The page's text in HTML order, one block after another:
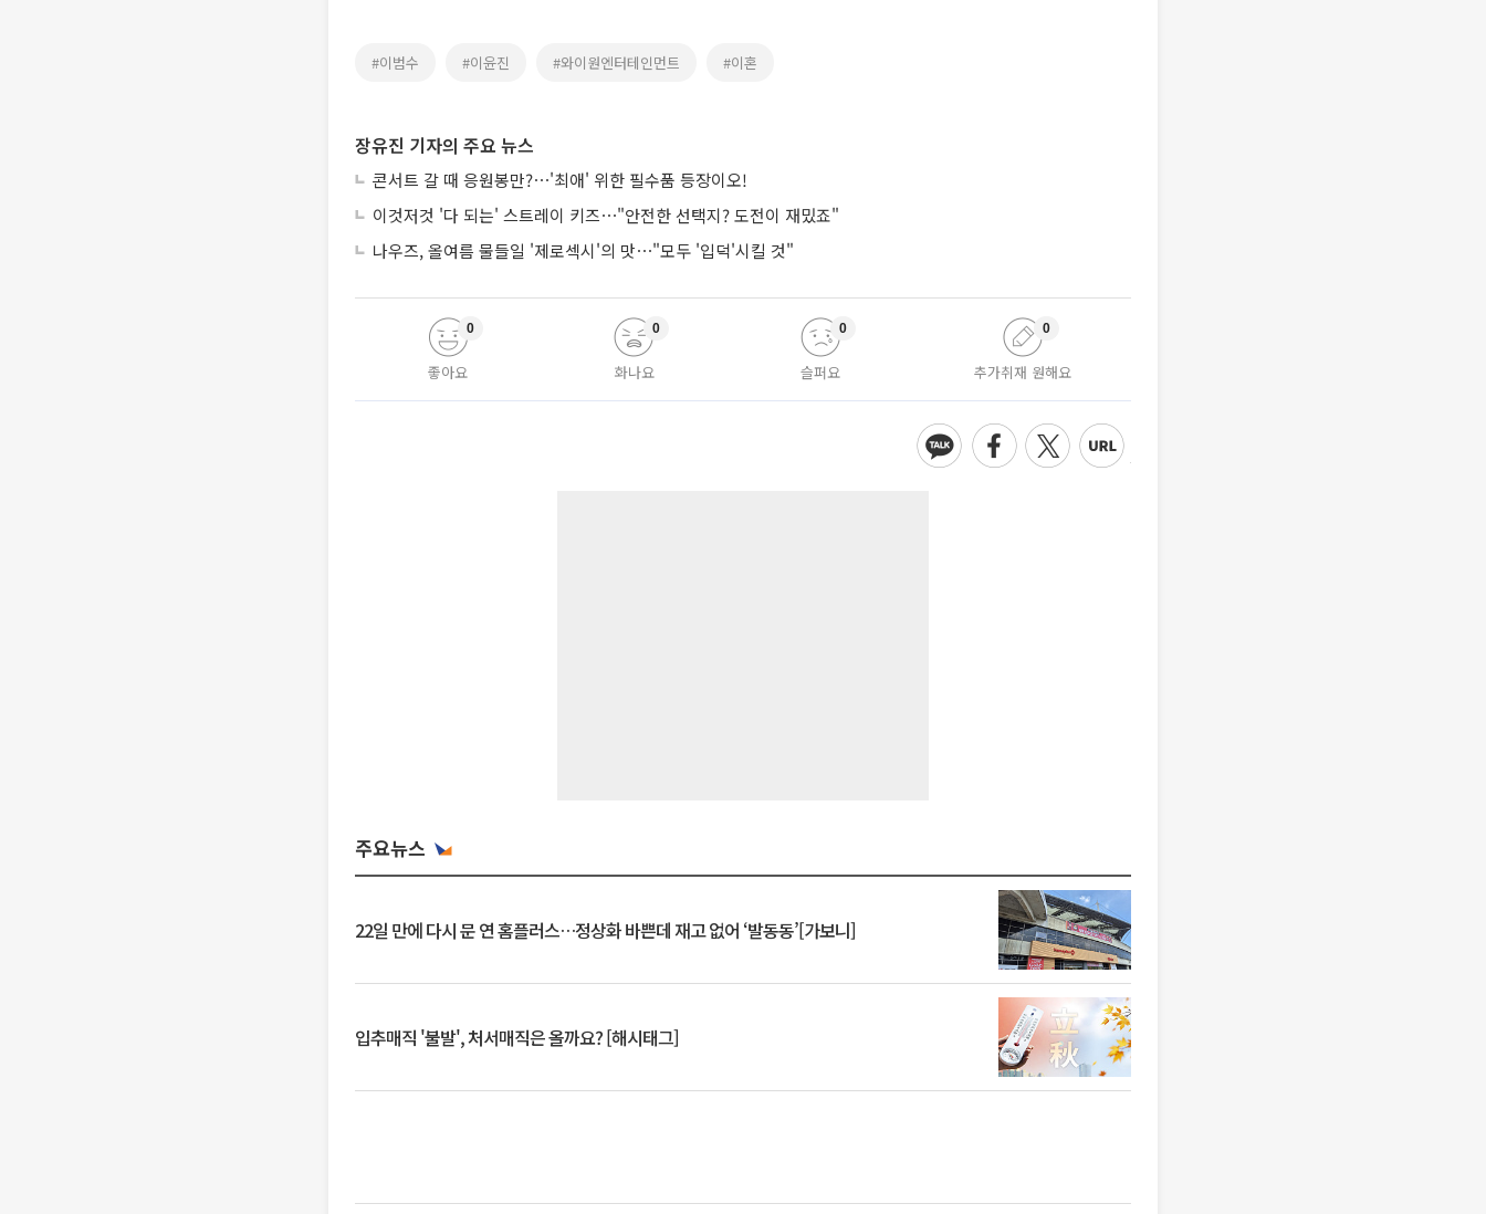
#이범수 #이윤진 #와이원엔터테인먼트 #이혼
장유진 기자의 주요 뉴스
콘서트 갈 때 응원봉만?⋯'최애' 위한 필수품 등장이오!
이것저것 '다 되는' 스트레이 키즈⋯"안전한 선택지? 도전이 재밌죠"
나우즈, 올여름 물들일 '제로섹시'의 맛⋯"모두 '입덕'시킬 것"
좋아요
0
화나요
0
슬퍼요
0
추가취재 원해요
0
주요뉴스
22일 만에 다시 문 연 홈플러스…정상화 바쁜데 재고 없어 ‘발동동’[가보니]
입추매직 '불발', 처서매직은 올까요? [해시태그]